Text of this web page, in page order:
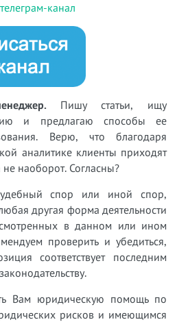
телеграм-канал
Пишу статьи, ищу
и предлагаю способы ее
Верю, что благодаря
аналитике клиенты приходят
наоборот. Согласны?
спор или иной спор,
другая форма деятельности
в данном или ином
проверить и убедиться,
соответствует последним
Вам юридическую помощь по
рисков и имеющимся